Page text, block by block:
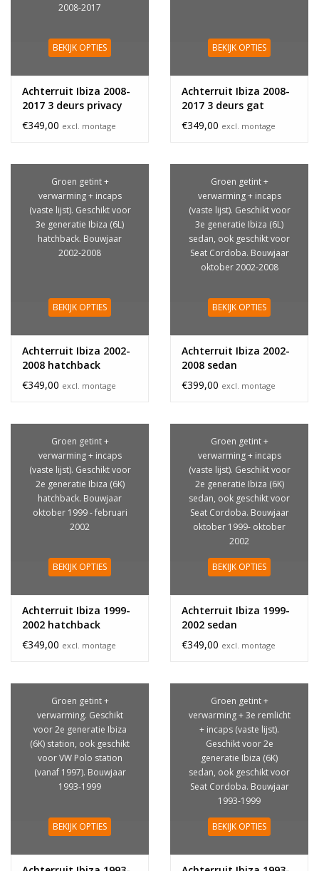
2008-2017
BEKIJK OPTIES
Achterruit Ibiza 2008-
2017 3 deurs privacy
glass
€349,00 excl. montage
BEKIJK OPTIES
Achterruit Ibiza 2008-
2017 3 deurs gat
€349,00 excl. montage
Groen getint +
verwarming + incaps
(vaste lijst). Geschikt voor
3e generatie Ibiza (6L)
hatchback. Bouwjaar
2002-2008
BEKIJK OPTIES
Achterruit Ibiza 2002-
2008 hatchback
€349,00 excl. montage
Groen getint +
verwarming + incaps
(vaste lijst). Geschikt voor
3e generatie Ibiza (6L)
sedan, ook geschikt voor
Seat Cordoba. Bouwjaar
oktober 2002-2008
BEKIJK OPTIES
Achterruit Ibiza 2002-
2008 sedan
€399,00 excl. montage
Groen getint +
verwarming + incaps
(vaste lijst). Geschikt voor
2e generatie Ibiza (6K)
hatchback. Bouwjaar
oktober 1999 - februari
2002
BEKIJK OPTIES
Achterruit Ibiza 1999-
2002 hatchback
€349,00 excl. montage
Groen getint +
verwarming + incaps
(vaste lijst). Geschikt voor
2e generatie Ibiza (6K)
sedan, ook geschikt voor
Seat Cordoba. Bouwjaar
oktober 1999- oktober
2002
BEKIJK OPTIES
Achterruit Ibiza 1999-
2002 sedan
€349,00 excl. montage
Groen getint +
verwarming. Geschikt
voor 2e generatie Ibiza
(6K) station, ook geschikt
voor VW Polo station
(vanaf 1997). Bouwjaar
1993-1999
BEKIJK OPTIES
Groen getint +
verwarming + 3e remlicht
+ incaps (vaste lijst).
Geschikt voor 2e
generatie Ibiza (6K)
sedan, ook geschikt voor
Seat Cordoba. Bouwjaar
1993-1999
BEKIJK OPTIES